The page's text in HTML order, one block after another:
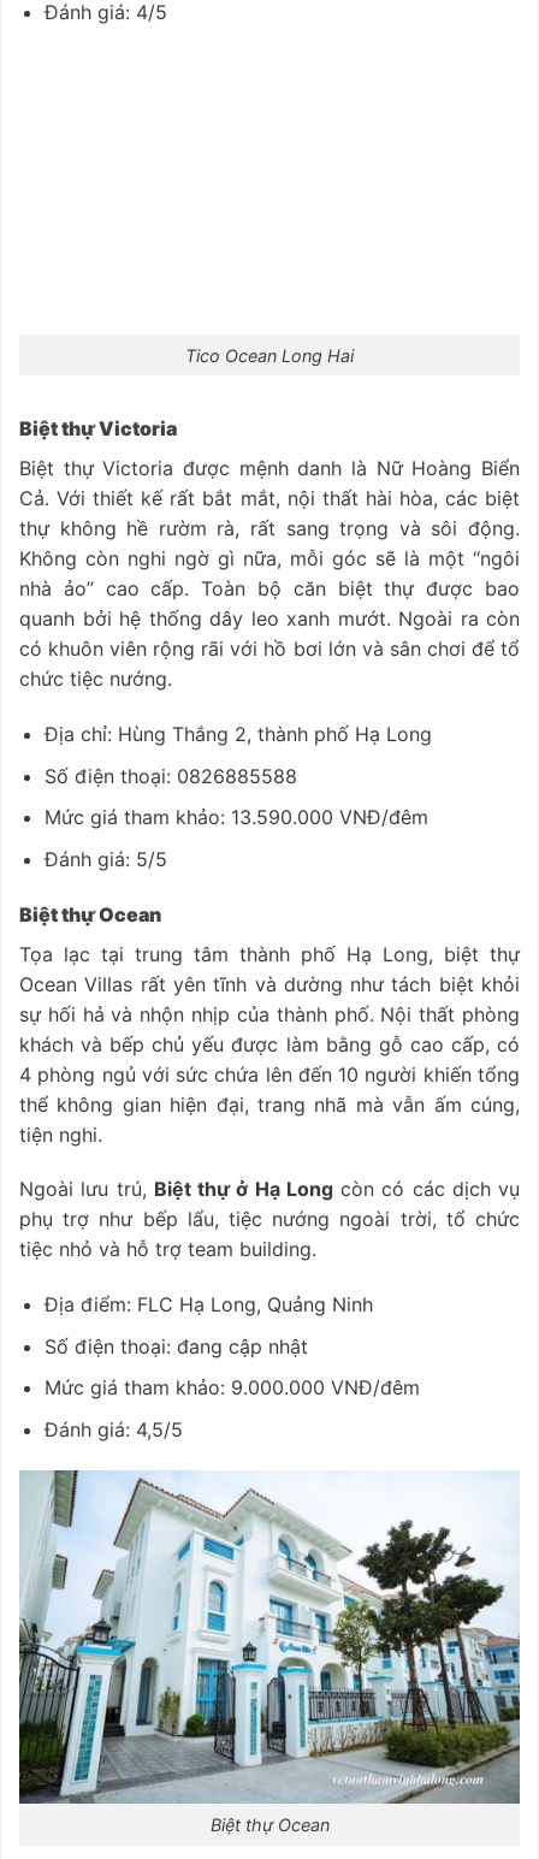
Đánh giá: 4/5
Tico Ocean Long Hai
Biệt thự Victoria
Biệt thự Victoria được mệnh danh là Nữ Hoàng Biển
Cả. Với thiết kế rất bắt mắt, nội thất hài hòa, các biệt
thự không hề rườm rà, rất sang trọng và sôi động.
Không còn nghi ngờ gì nữa, mỗi góc sẽ là một “ngôi
nhà ảo” cao cấp. Toàn bộ căn biệt thự được bao
quanh bởi hệ thống dây leo xanh mướt. Ngoài ra còn
có khuôn viên rộng rãi với hồ bơi lớn và sân chơi để tổ
chức tiệc nướng.
Địa chỉ: Hùng Thắng 2, thành phố Hạ Long
Số điện thoại: 0826885588
Mức giá tham khảo: 13.590.000 VNĐ/đêm
Đánh giá: 5/5
Biệt thự Ocean
Tọa lạc tại trung tâm thành phố Hạ Long, biệt thự
Ocean Villas rất yên tĩnh và dường như tách biệt khỏi
sự hối hả và nhộn nhịp của thành phố. Nội thất phòng
khách và bếp chủ yếu được làm bằng gỗ cao cấp, có
4 phòng ngủ với sức chứa lên đến 10 người khiến tổng
thể không gian hiện đại, trang nhã mà vẫn ấm cúng,
tiện nghi.
Ngoài lưu trú, Biệt thự ở Hạ Longcòn có các dịch vụ
phụ trợ như bếp lẩu, tiệc nướng ngoài trời, tổ chức
tiệc nhỏ và hỗ trợ team building.
Địa điểm: FLC Hạ Long, Quảng Ninh
Số điện thoại: đang cập nhật
Mức giá tham khảo: 9.000.000 VNĐ/đêm
Đánh giá: 4,5/5
Biệt thự Ocean